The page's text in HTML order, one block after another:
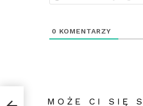
0 KOMENTARZY
MOŻE CI SIĘ